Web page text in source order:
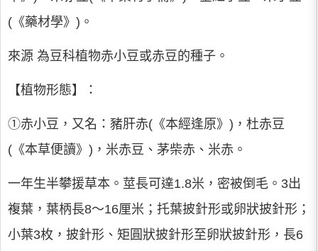
(《藥材學》)。
來源 為豆科植物赤小豆或赤豆的種子。
【植物形態】：
①赤小豆，又名：豬肝赤(《本經逢原》)，杜赤豆
(《本草便讀》)，米赤豆、茅柴赤、米赤。
一年生半攀援草本。莖長可達1.8米，密被倒毛。3出
複葉，葉柄長8～16厘米；托葉披針形或卵狀披針形；
小葉3枚，披針形、矩圓狀披針形至卵狀披針形，長6